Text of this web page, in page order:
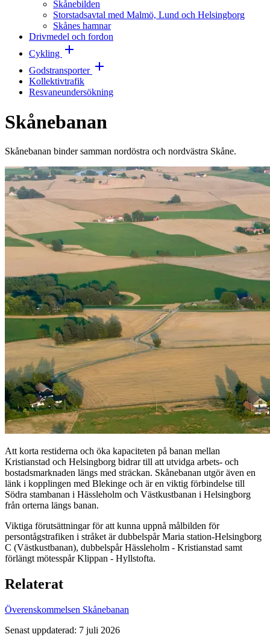
Skånebilden
Storstadsavtal med Malmö, Lund och Helsingborg
Skånes hamnar
Drivmedel och fordon
Cykling
Godstransporter
Kollektivtrafik
Resvaneundersökning
Skånebanan
Skånebanan binder samman nordöstra och nordvästra Skåne.
Att korta restiderna och öka kapaciteten på banan mellan
Kristianstad och Helsingborg bidrar till att utvidga arbets- och
bostadsmarknaden längs med sträckan. Skånebanan utgör även en
länk i kopplingen med Blekinge och är en viktig förbindelse till
Södra stambanan i Hässleholm och Västkustbanan i Helsingborg
från orterna längs banan.
Viktiga förutsättningar för att kunna uppnå målbilden för
persontågstrafiken i stråket är dubbelspår Maria station-Helsingborg
C (Västkustbanan), dubbelspår Hässleholm - Kristianstad samt
förlängt mötesspår Klippan - Hyllstofta.
Relaterat
Överenskommelsen Skånebanan
Senast uppdaterad: 7 juli 2026